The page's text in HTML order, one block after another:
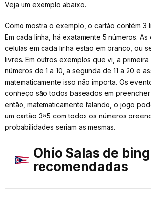
Veja um exemplo abaixo.
Como mostra o exemplo, o cartão contém 3
Em cada linha, há exatamente 5 números. As
células em cada linha estão em branco, ou
livres. Em outros exemplos que vi, a primeira
números de 1 a 10, a segunda de 11 a 20 e
matematicamente isso não importa. Os
conheço são todos baseados em preencher
então, matematicamente falando, o jogo
um cartão 3x5 com todos os números
probabilidades seriam as mesmas.
Ohio Salas de
recomendadas